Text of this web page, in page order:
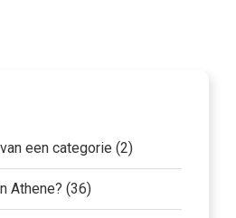
een categorie (2)
Athene? (36)